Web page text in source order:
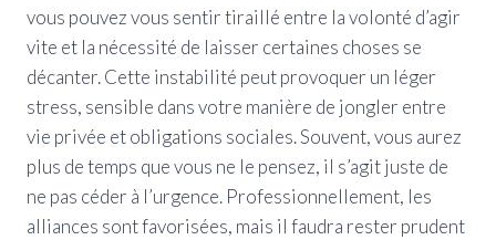
vous pouvez vous sentir tiraillé entre la volonté d’agir
vite et la nécessité de laisser certaines choses se
décanter. Cette instabilité peut provoquer un léger
stress, sensible dans votre manière de jongler entre
vie privée et obligations sociales. Souvent, vous aurez
plus de temps que vous ne le pensez, il s’agit juste de
ne pas céder à l’urgence. Professionnellement, les
alliances sont favorisées, mais il faudra rester prudent